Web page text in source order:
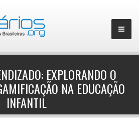
▼
EXPLORANDO O
NA EDUCAÇÃO
INFANTIL